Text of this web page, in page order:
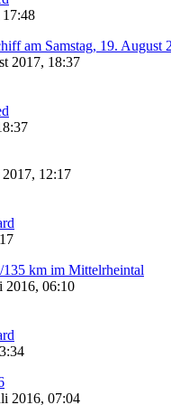
am Samstag, 19. August
2017, 18:37
2017, 12:17
135 km im Mittelrheintal
2016, 06:10
2016, 07:04